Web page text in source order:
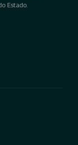
Estado.